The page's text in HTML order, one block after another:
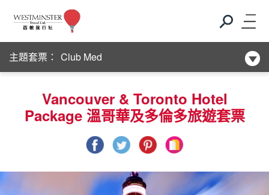
主題套票：
新酒店系列
Club Med
Club Med
新酒店系列
Vancouver & Toronto Hotel
Package 溫哥華及多倫多旅遊套票